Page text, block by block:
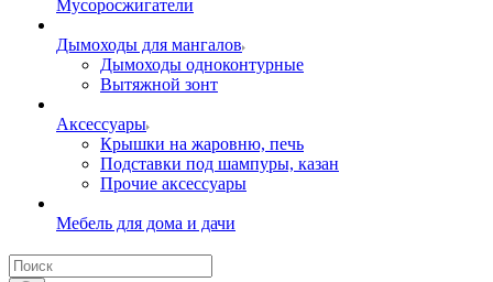
Мусоросжигатели
Дымоходы для мангалов
Дымоходы одноконтурные
Вытяжной зонт
Аксессуары
Крышки на жаровню, печь
Подставки под шампуры, казан
Прочие аксессуары
Мебель для дома и дачи